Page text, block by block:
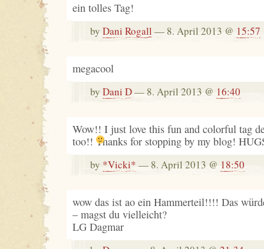
ein tolles Tag!
by Dani Rogall — 8. April 2013 @ 15:57
megacool
by Dani D— 8. April 2013 @ 16:40
Wow!! I just love this fun and colorful tag
too!! Thanks for stopping by my blog!
by *Vicki* — 8. April 2013 @ 18:50
wow das ist ao ein Hammerteil!!!! Das
– magst du vielleicht?
LG Dagmar